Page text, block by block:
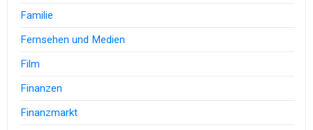
Familie
Fernsehen und Medien
Film
Finanzen
Finanzmarkt